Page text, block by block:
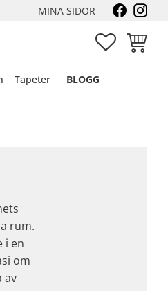
MINA SIDOR
FAVORITER
Tapeter BLOGG
rum.
i en
om
av